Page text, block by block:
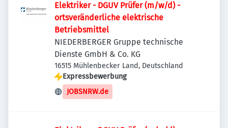
Elektriker - DGUV Prüfer (m/w/d) -
ortsveränderliche elektrische
Betriebsmittel
NIEDERBERGER Gruppe technische
Dienste GmbH & Co. KG
16515 Mühlenbecker Land, Deutschland
Expressbewerbung
JOBSNRW.de